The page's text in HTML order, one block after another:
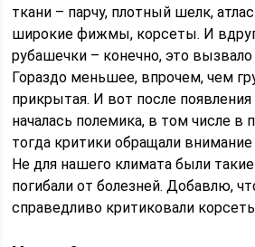
ткани – парчу, плотный шелк,
широкие фижмы, корсеты. И
рубашечки – конечно, это вызвало
Гораздо меньшее, впрочем, чем
прикрытая. И вот после
началась полемика, в том числе в
тогда критики обращали
Не для нашего климата были
погибали от болезней. Добавлю,
справедливо критиковали